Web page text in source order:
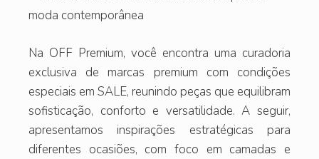
Na OFF Premium, você encontra uma curadoria
exclusiva de marcas premium com condições
especiais em SALE, reunindo peças que equilibram
sofisticação, conforto e versatilidade. A seguir,
apresentamos inspirações estratégicas para
diferentes ocasiões, com foco em camadas e